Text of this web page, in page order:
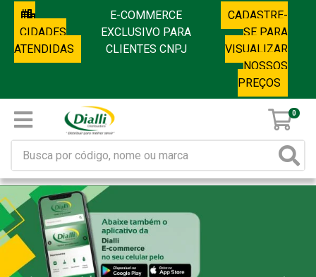
CIDADES
ATENDIDAS
E-COMMERCE
EXCLUSIVO PARA
CLIENTES CNPJ
CADASTRE-
SE PARA
VISUALIZAR
NOSSOS
PREÇOS
0